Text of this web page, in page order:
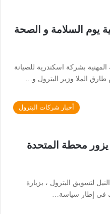
يوم السلامة و الصحة
بشركة اسكندرية للصيانة
طارق الملا وزير البترول و…
أخبار شركات البترول
محطة المتحدة
لتسويق البترول ، بزيارة
في إطار سياسة…